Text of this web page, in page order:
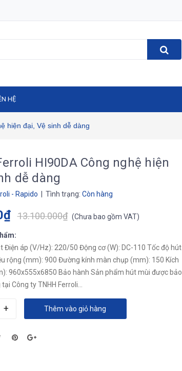
HỆ
hiện đại, Vệ sinh dễ dàng
HI90DA Công nghệ hiện
dễ dàng
- Rapido | Tình trạng: Còn hàng
13.100.000₫ (Chưa bao gồm VAT)
Điện áp (V/Hz): 220/50 Động cơ (W): DC-110 Tốc độ hút
rộng (mm): 900 Đường kính màn chụp (mm): 150 Kích
Bảo hành Sản phẩm hút mùi được bảo
Công ty TNHH Ferroli...
+ Thêm vào giỏ hàng